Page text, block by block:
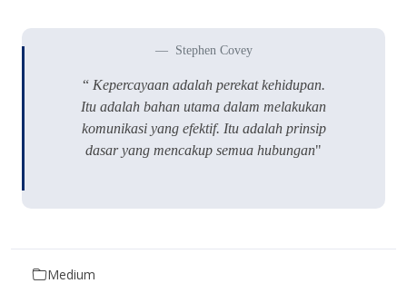
Stephen Covey
“ Kepercayaan adalah perekat kehidupan.
Itu adalah bahan utama dalam melakukan
komunikasi yang efektif. Itu adalah prinsip
dasar yang mencakup semua hubungan"
Medium